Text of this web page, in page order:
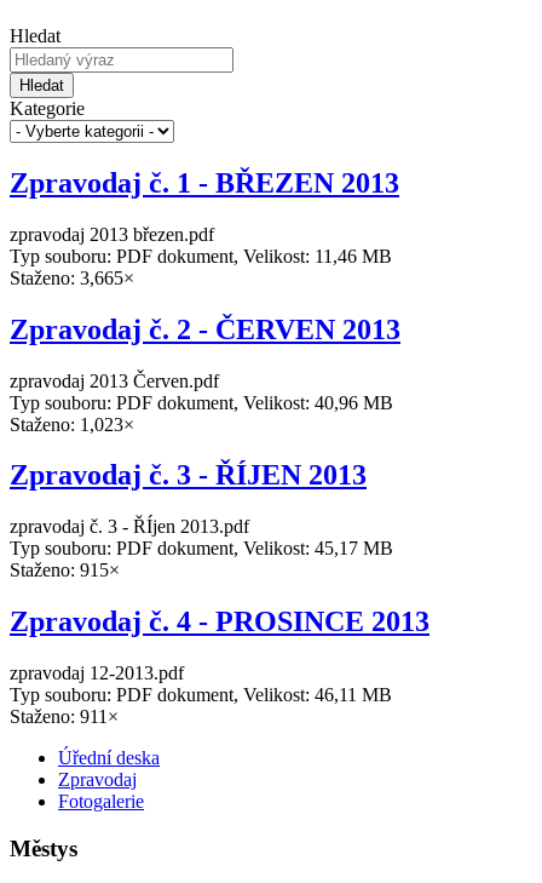
Hledat
Hledat
Kategorie
Zpravodaj č. 1 - BŘEZEN 2013
zpravodaj 2013 březen.pdf
Typ souboru: PDF dokument, Velikost: 11,46 MB
Staženo: 3,665×
Zpravodaj č. 2 - ČERVEN 2013
zpravodaj 2013 Červen.pdf
Typ souboru: PDF dokument, Velikost: 40,96 MB
Staženo: 1,023×
Zpravodaj č. 3 - ŘÍJEN 2013
zpravodaj č. 3 - ŘÍjen 2013.pdf
Typ souboru: PDF dokument, Velikost: 45,17 MB
Staženo: 915×
Zpravodaj č. 4 - PROSINCE 2013
zpravodaj 12-2013.pdf
Typ souboru: PDF dokument, Velikost: 46,11 MB
Staženo: 911×
Úřední deska
Zpravodaj
Fotogalerie
Městys